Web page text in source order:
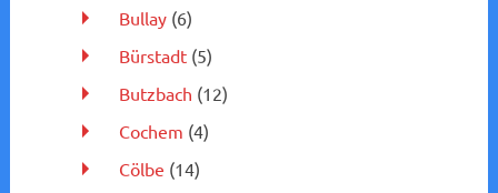
Bullay(6)
Bürstadt(5)
Butzbach (12)
Cochem (4)
Cölbe (14)